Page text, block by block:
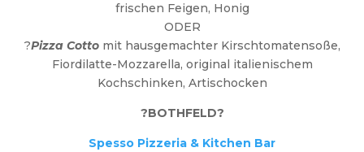
frischen Feigen, Honig
ODER
?Pizza Cottomit hausgemachter Kirschtomatensoße,
Fiordilatte-Mozzarella, original italienischem
Kochschinken, Artischocken
?BOTHFELD?
Spesso Pizzeria & Kitchen Bar